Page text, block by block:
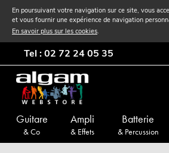
En poursuivant votre navigation sur ce site, vous
et vous fournir une expérience de navigation
En savoir plus sur les cookies.
Tel : 02 72 24 05 35
Guitare
& Co
Ampli
& Effets
Batterie
& Percussion